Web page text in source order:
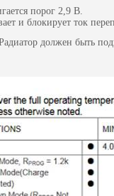
порог 2,9 В.
и блокирует ток
должен быть